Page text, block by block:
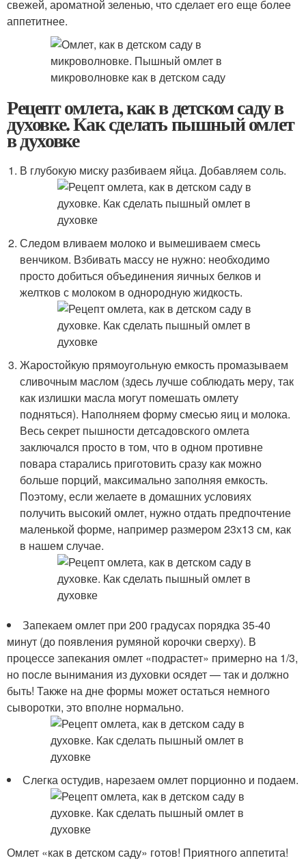
свежей, ароматной зеленью, что сделает его еще более
аппетитнее.
Рецепт омлета, как в детском саду в
духовке. Как сделать пышный омлет
в духовке
В глубокую миску разбиваем яйца. Добавляем соль.
Следом вливаем молоко и вымешиваем смесь
венчиком. Взбивать массу не нужно: необходимо
просто добиться объединения яичных белков и
желтков с молоком в однородную жидкость.
Жаростойкую прямоугольную емкость промазываем
сливочным маслом (здесь лучше соблюдать меру, так
как излишки масла могут помешать омлету
подняться). Наполняем форму смесью яиц и молока.
Весь секрет пышности детсадовского омлета
заключался просто в том, что в одном противне
повара старались приготовить сразу как можно
больше порций, максимально заполняя емкость.
Поэтому, если желаете в домашних условиях
получить высокий омлет, нужно отдать предпочтение
маленькой форме, например размером 23х13 см, как
в нашем случае.
Запекаем омлет при 200 градусах порядка 35-40
минут (до появления румяной корочки сверху). В
процессе запекания омлет «подрастет» примерно на 1/3,
но после вынимания из духовки осядет — так и должно
быть! Также на дне формы может остаться немного
сыворотки, это вполне нормально.
Слегка остудив, нарезаем омлет порционно и подаем.
Омлет «как в детском саду» готов! Приятного аппетита!